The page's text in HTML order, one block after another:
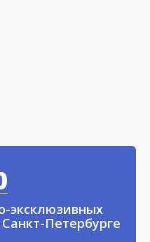
эксклюзивных
Петербурге